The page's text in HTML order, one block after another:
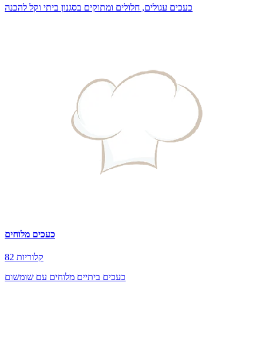
כעכים עגולים, חלולים ומתוקים בסגנון ביתי וקל להכנה
כעכים מלוחים
82 קלוריות
כעכים ביתיים מלוחים עם שומשום